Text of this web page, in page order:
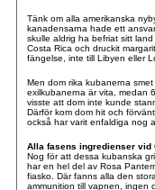
Tänk om alla amerikanska
kanadensarna hade ett
skulle aldrig ha befriat sitt
Costa Rica och druckit
fängelse, inte till Libyen eller
Men dom rika kubanerna
exilkubanerna är vita, medan
visste att dom inte kunde
Därför kom dom hit och
också har varit enfaldiga nog
Alla fasens ingredienser vid
Nog för att dessa kubanska
har en hel del av Rosa
fiasko. Där fanns alla den
ammunition till vapnen, ingen